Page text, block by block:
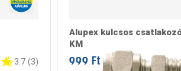
3.7 (3)
Alupex kulcsos
KM
999 Ft / darab